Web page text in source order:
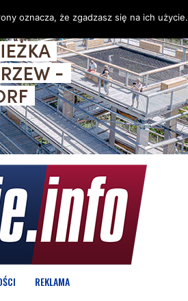
REKLAMA
oznacza, że zgadzasz się na ich użycie.